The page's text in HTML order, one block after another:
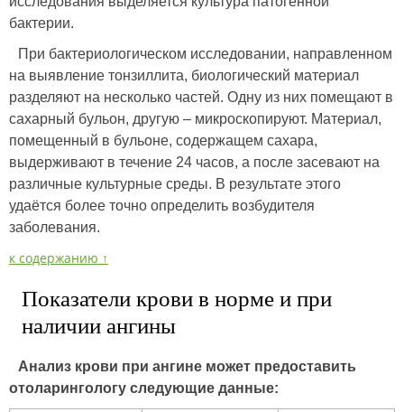
бактерии.
При бактериологическом исследовании, направленном
на выявление тонзиллита, биологический материал
разделяют на несколько частей. Одну из них помещают в
сахарный бульон, другую – микроскопируют. Материал,
помещенный в бульоне, содержащем сахара,
выдерживают в течение 24 часов, а после засевают на
различные культурные среды. В результате этого
удаётся более точно определить возбудителя
заболевания.
к содержанию ↑
Показатели крови в норме и при
наличии ангины
Анализ крови при ангине может предоставить
отоларингологу следующие данные: